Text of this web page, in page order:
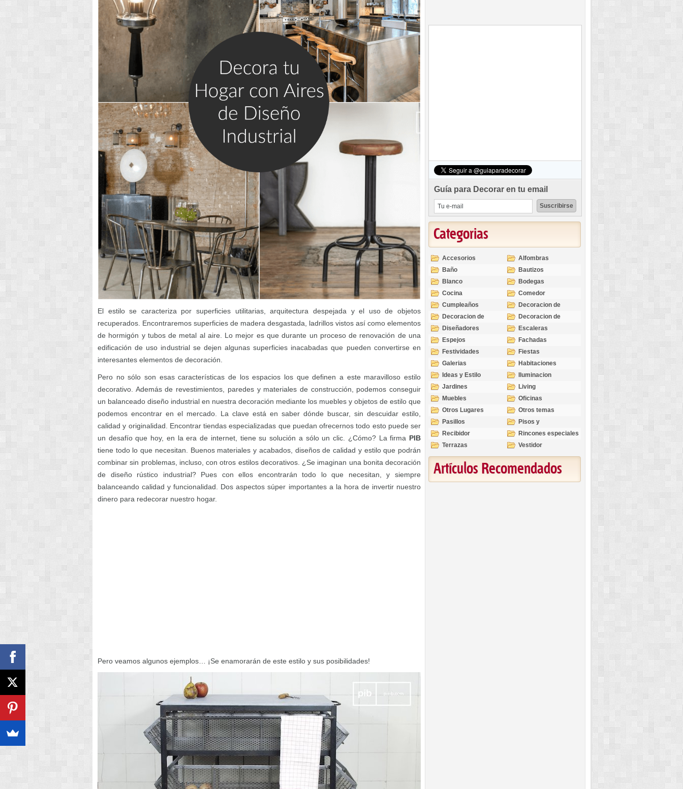
El estilo se caracteriza por superficies utilitarias, arquitectura despejada y el uso de objetos
recuperados. Encontraremos superficies de madera desgastada, ladrillos vistos así como elementos
de hormigón y tubos de metal al aire. Lo mejor es que durante un proceso de renovación de una
edificación de uso industrial se dejen algunas superficies inacabadas que pueden convertirse en
interesantes elementos de decoración.
Pero no sólo son esas características de los espacios los que definen a este maravilloso estilo
decorativo. Además de revestimientos, paredes y materiales de construcción, podemos conseguir
un balanceado diseño industrial en nuestra decoración mediante los muebles y objetos de estilo que
podemos encontrar en el mercado. La clave está en saber dónde buscar, sin descuidar estilo,
calidad y originalidad. Encontrar tiendas especializadas que puedan ofrecernos todo esto puede ser
un desafío que hoy, en la era de internet, tiene su solución a sólo un clic. ¿Cómo? La firma PIB
tiene todo lo que necesitan. Buenos materiales y acabados, diseños de calidad y estilo que podrán
combinar sin problemas, incluso, con otros estilos decorativos. ¿Se imaginan una bonita decoración
de diseño rústico industrial? Pues con ellos encontrarán todo lo que necesitan, y siempre
balanceando calidad y funcionalidad. Dos aspectos súper importantes a la hora de invertir nuestro
dinero para redecorar nuestro hogar.
Pero veamos algunos ejemplos… ¡Se enamorarán de este estilo y sus posibilidades!
Guía para Decorar en tu email
Categorias
Accesorios
Alfombras
Baño
Bautizos
Blanco
Bodegas
Cocina
Comedor
Cumpleaños
Decoracion de
Exteriores
Decoracion de
Interiores
Decoracion de
Ocasiones
Diseñadores
Escaleras
Espejos
Fachadas
Festividades
Fiestas
Galerias
Habitaciones
Ideas y Estilo
Iluminacion
Jardines
Living
Muebles
Oficinas
Otros Lugares
Otros temas
Pasillos
Pisos y
revestimientos
Recibidor
Rincones especiales
Terrazas
Vestidor
Artículos Recomendados